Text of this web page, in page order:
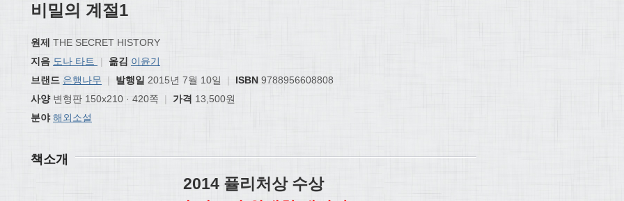
비밀의 계절1
원제 THE SECRET HISTORY
지음 도나 타트 | 옮김 이윤기
브랜드 은행나무 | 발행일 2015년 7월 10일 | ISBN 9788956608808
사양변형판 150x210 · 420쪽 | 가격 13,500원
분야 해외소설
책소개
2014 퓰리처상 수상